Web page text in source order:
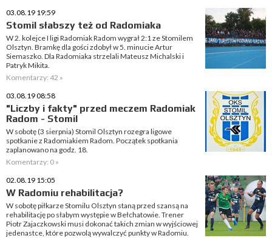
03.08.19 19:59
Stomil słabszy też od Radomiaka
W 2. kolejce I ligi Radomiak Radom wygrał 2:1 ze Stomilem
Olsztyn. Bramkę dla gości zdobył w 5. minucie Artur
Siemaszko. Dla Radomiaka strzelali Mateusz Michalski i
Patryk Mikita.
Komentarzy: 42 »
03.08.19 08:58
"Liczby i fakty" przed meczem Radomiak
Radom - Stomil
W sobotę (3 sierpnia) Stomil Olsztyn rozegra ligowe
spotkanie z Radomiakiem Radom. Początek spotkania
zaplanowano na godz. 18.
Komentarzy: 0 »
02.08.19 15:05
W Radomiu rehabilitacja?
W sobotę piłkarze Stomilu Olsztyn staną przed szansą na
rehabilitację po słabym występie w Bełchatowie. Trener
Piotr Zajaczkowski musi dokonać takich zmian w wyjściowej
jedenastce, które pozwolą wywalczyć punkty w Radomiu.